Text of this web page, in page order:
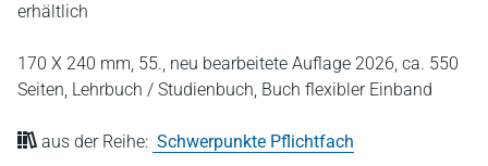
erhältlich
170 X 240 mm, 55., neu bearbeitete Auflage 2026, ca. 550
Seiten, Lehrbuch / Studienbuch, Buch flexibler Einband
aus der Reihe: Schwerpunkte Pflichtfach